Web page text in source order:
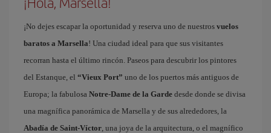
¡No dejes escapar la oportunidad y reserva uno de nuestros vuelos
baratos a Marsella! Una ciudad ideal para que sus visitantes
recorran hasta el último rincón. Paseos para descubrir los pintores
del Estanque, el “Vieux Port” uno de los puertos más antiguos de
Europa; la fabulosa Notre-Dame de la Garde desde donde se divisa
una magnífica panorámica de Marsella y de sus alrededores, la
Abadía de Saint-Víctor, una joya de la arquitectura, o el magnífico